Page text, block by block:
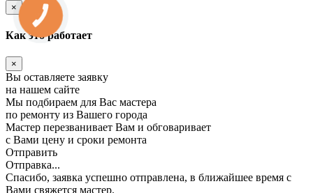
×
Как это работает
×
Вы оставляете заявку
на нашем сайте
Мы подбираем для Вас мастера
по ремонту из Вашего города
Мастер перезванивает Вам и обговаривает
с Вами цену и сроки ремонта
Отправить
Отправка...
Спасибо, заявка успешно отправлена, в ближайшее время с
Вами свяжется мастер.
КНОПКА
ЗВ'ЯЗКУ